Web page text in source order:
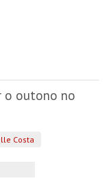
o outono no
Costa